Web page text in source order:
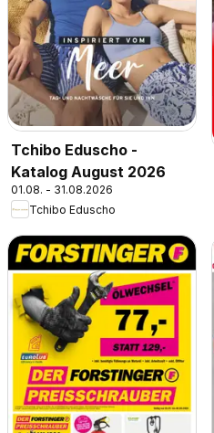
Tchibo Eduscho -
Katalog August 2026
01.08. - 31.08.2026
Tchibo Eduscho